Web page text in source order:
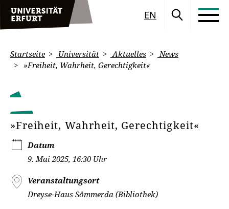
EN
Startseite Universität Aktuelles
News
»Freiheit, Wahrheit, Gerechtigkeit«
»Freiheit, Wahrheit, Gerechtigkeit«
Datum
9. Mai 2025, 16:30 Uhr
Veranstaltungsort
Dreyse-Haus Sömmerda (Bibliothek)